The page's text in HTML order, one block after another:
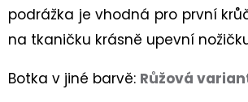
podrážka je vhodná pro první
na tkaničku krásně upevní
Botka v jiné barvě: Růžová